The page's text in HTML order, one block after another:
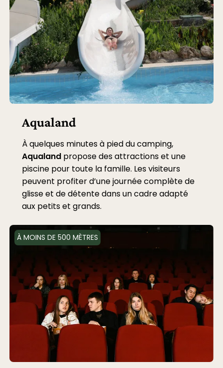
Aqualand
À quelques minutes à pied du camping,
Aqualandpropose des attractions et une
piscine pour toute la famille. Les visiteurs
peuvent profiter d’une journée complète de
glisse et de détente dans un cadre adapté
aux petits et grands.
À MOINS DE 500 MÈTRES